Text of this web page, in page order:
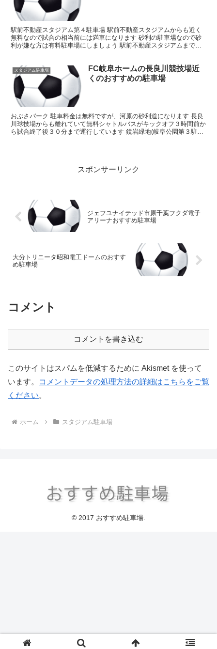
駅前不動産スタジアム第４駐車場 駅前不動産スタジアムからも近く
無料なので試合の相当前には満車になります 砂利の駐車場なので砂
利が嫌な方は有料駐車場にしましょう 駅前不動産スタジアムまで歩
スタジアム駐車場
FC岐阜ホームの長良川競技場近
くのおすすめの駐車場
おぶさパーク 駐車料金は無料ですが、河原の砂利道になります 長良
川球技場からも離れていて無料シャトルバスがキックオフ３時間前か
ら試合終了後３０分まで運行しています 鏡岩緑地(岐阜公園第３駐車
スポンサーリンク
ジェフユナイテッド市原千葉フクダ電子
アリーナおすすめ駐車場
大分トリニータ昭和電工ドームのおすす
め駐車場
コメント
コメントを書き込む
このサイトはスパムを低減するために Akismet を使って
います。
コメントデータの処理方法の詳細はこちらをご覧
ください。
ホーム スタジアム駐車場
© 2017 おすすめ駐車場.